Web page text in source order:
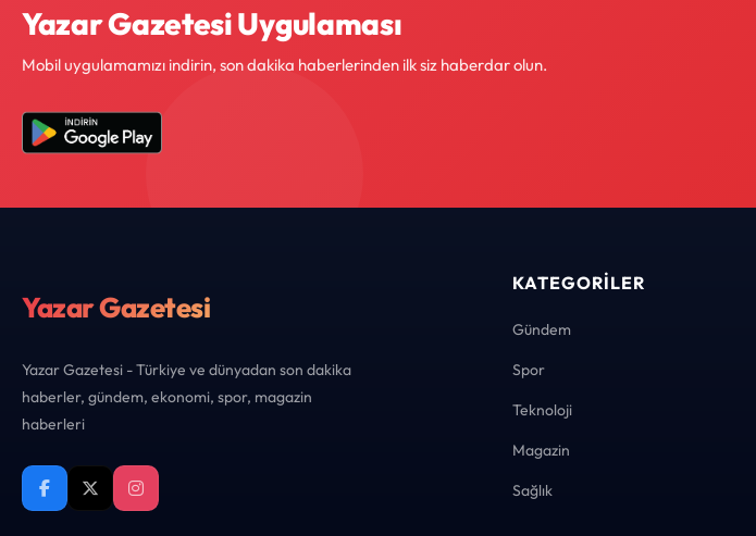
Yazar Gazetesi Uygulaması
Mobil uygulamamızı indirin, son dakika haberlerinden ilk siz haberdar olun.
Yazar Gazetesi
Yazar Gazetesi - Türkiye ve dünyadan son dakika
haberler, gündem, ekonomi, spor, magazin
haberleri
KATEGORILER
Gündem
Spor
Teknoloji
Magazin
Sağlık